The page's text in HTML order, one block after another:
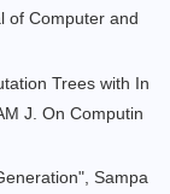
of Computer and
Trees with In
J. On Computin
", Sampa